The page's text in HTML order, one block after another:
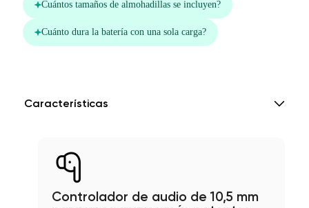
Características
Controlador de audio de 10,5 mm